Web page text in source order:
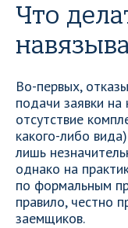
Что
Во-первых,
подачи заявки
отсутствие
какого-либо
лишь
однако на
по формальным
правило, честно
заемщиков.